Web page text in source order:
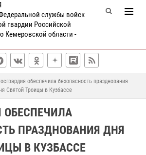
службы войск
гвардии Российской
Кемеровской области -
обеспечила безопасность празднования
Святой Троицы в Кузбассе
ОБЕСПЕЧИЛА
ПРАЗДНОВАНИЯ ДНЯ
В КУЗБАССЕ